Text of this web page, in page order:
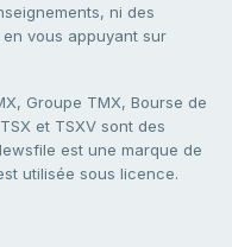
ni des
vous appuyant sur
Groupe TMX, Bourse de
et TSXV sont des
est une marque de
utilisée sous licence.